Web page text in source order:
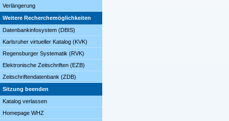
Verlängerung
Weitere Recherchemöglichkeiten
Datenbankinfosystem (DBIS)
Karlsruher virtueller Katalog (KVK)
Regensburger Systematik (RVK)
Elektronische Zeitschriften (EZB)
Zeitschriftendatenbank (ZDB)
Sitzung beenden
Katalog verlassen
Homepage WHZ